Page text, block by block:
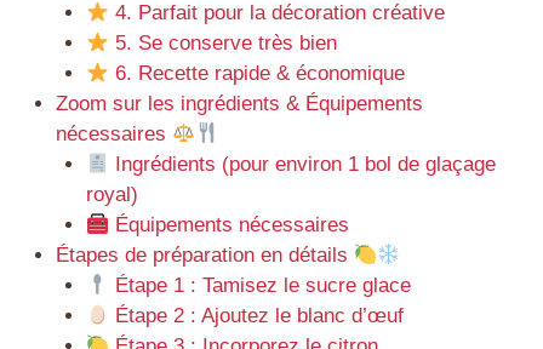
4. Parfait pour la décoration créative
5. Se conserve très bien
6. Recette rapide & économique
Zoom sur les ingrédients & Équipements
nécessaires
Ingrédients (pour environ 1 bol de glaçage
royal)
Équipements nécessaires
Étapes de préparation en détails
Étape 1 : Tamisez le sucre glace
Étape 2 : Ajoutez le blanc d’œuf